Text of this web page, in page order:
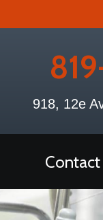
918, 12e
Contact